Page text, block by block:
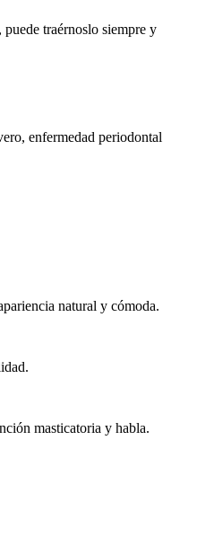
traérnoslo siempre y
enfermedad periodontal
natural y cómoda.
masticatoria y habla.